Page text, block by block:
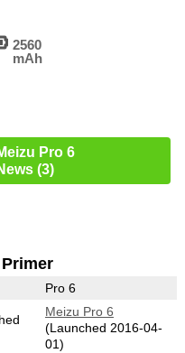
2560
mAh
Pro 6
(3)
Pro 6
Meizu Pro 6
(Launched 2016-04-
01)